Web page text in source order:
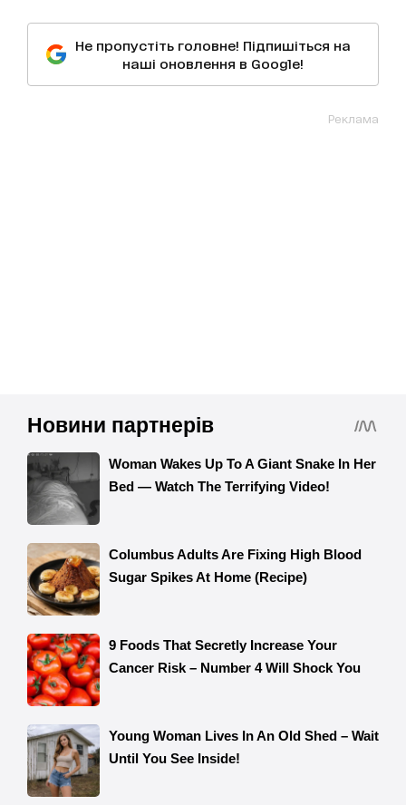
Не пропустіть головне! Підпишіться на
наші оновлення в Google!
Реклама